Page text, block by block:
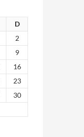
D
2
9
16
23
30